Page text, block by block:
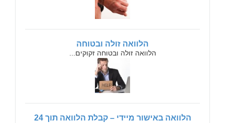
הלוואה זולה ובטוחה
הלוואה זולה ובטוחה זקוקים...
הלוואה באישור מיידי – קבלת הלוואה תוך 24